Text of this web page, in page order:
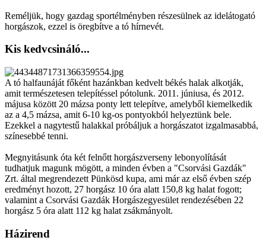
Reméljük, hogy gazdag sportélményben részesülnek az idelátogató
horgászok, ezzel is öregbítve a tó hírnevét.
Kis kedvcsináló...
A tó halfaunáját főként hazánkban kedvelt békés halak alkotják,
amit természetesen telepítéssel pótolunk. 2011. júniusa, és 2012.
májusa között 20 mázsa ponty lett telepítve, amelyből kiemelkedik
az a 4,5 mázsa, amit 6-10 kg-os pontyokból helyeztünk bele.
Ezekkel a nagytestű halakkal próbáljuk a horgászatot izgalmasabbá,
színesebbé tenni.
Megnyitásunk óta két felnőtt horgászverseny lebonyolítását
tudhatjuk magunk mögött, a minden évben a "Csorvási Gazdák"
Zrt. által megrendezett Pünkösd kupa, ami már az első évben szép
eredményt hozott, 27 horgász 10 óra alatt 150,8 kg halat fogott;
valamint a Csorvási Gazdák Horgászegyesület rendezésében 22
horgász 5 óra alatt 112 kg halat zsákmányolt.
Házirend